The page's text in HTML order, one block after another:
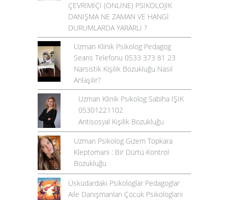
ÇEVRİMİÇİ (ONLİNE) PSİKOLOJİK
DANIŞMA NE ZAMAN VE HANGİ
DURUMLARDA YARARLI ?
Uzman Klinik Psikolog Pedagog
Seans Telefonu 0533 373 81 23
Narsistik Kişilik Bozukluğu Nasıl
Anlaşılır?
Uzman Klinik Psikolog Sabiha IŞIK
05301221102
Antisosyal Kişilik Bozukluğu
Uzman Psikolog Gizem Topkara
Kleptomani : Bir Dürtü Kontrol
Bozukluğu
Üsküdardaki Psikologlar Pedagoglar
Aile Danışmanları Çocuk Psikologlarıi